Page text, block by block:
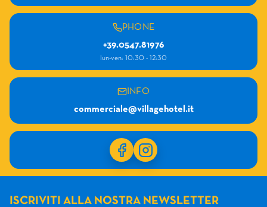
PHONE
+39.0547.81976
lun-ven: 10:30 - 12:30
INFO
commerciale@villagehotel.it
ISCRIVITI ALLA NOSTRA NEWSLETTER